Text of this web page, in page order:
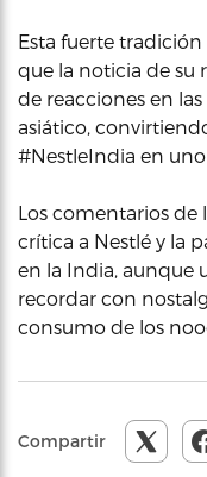
Esta fuerte
que la noticia de su
de reacciones en
asiático,
#NestleIndia en
Los comentarios de
crítica a Nestlé y la
en la India, aunque
recordar con
consumo de los
Compartir